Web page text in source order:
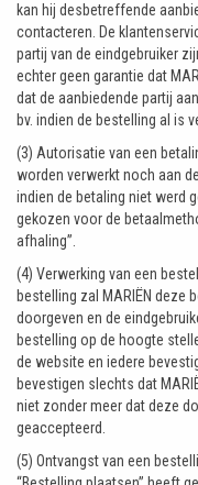
kan hij desbetreffende
contacteren. De
partij van de eindgebruiker
echter geen garantie dat
dat de aanbiedende partij
bv. indien de bestelling al is
(3) Autorisatie van een
worden verwerkt noch aan
indien de betaling niet werd
gekozen voor de
afhaling”.
(4) Verwerking van een
bestelling zal MARIËN deze
doorgeven en de
bestelling op de hoogte
de website en iedere
bevestigen slechts dat
niet zonder meer dat deze
geaccepteerd.
(5) Ontvangst van een